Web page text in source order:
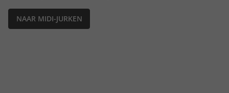
NAAR MIDI-JURKEN